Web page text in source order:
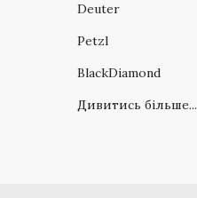
Deuter
Petzl
BlackDiamond
Дивитись більше...